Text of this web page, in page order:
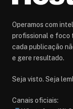
Operamos com
profissional e foco
cada publicação
e gere resultado.
Seja visto. Seja
Canais oficiais: